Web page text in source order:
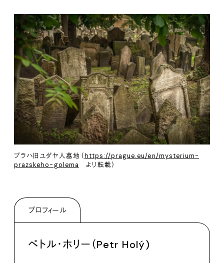
プラハ旧ユダヤ人墓地（https://prague.eu/en/mysterium-
prazskeho-golema
より転載）
プロフィール
ペトル・ホリー（Petr Holý)